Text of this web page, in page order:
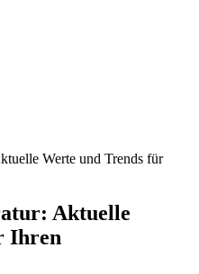
Werte und Trends für
Aktuelle
Ihren